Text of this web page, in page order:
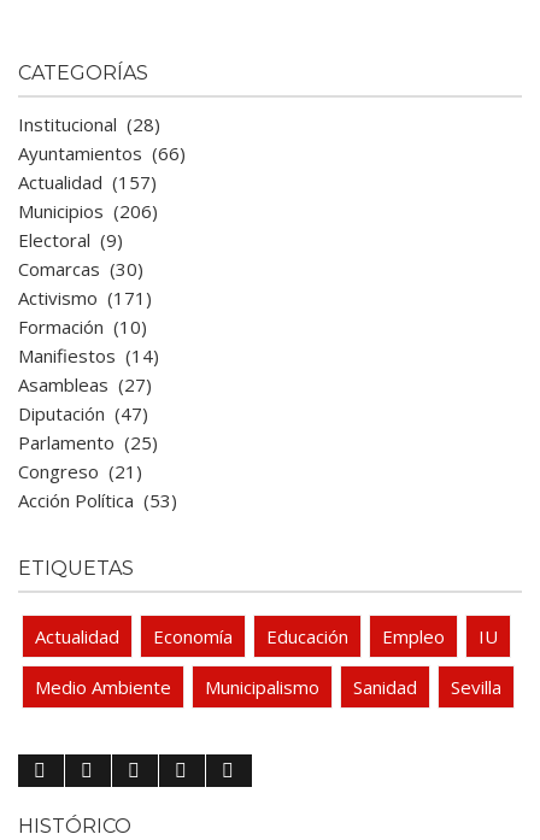
CATEGORÍAS
Institucional (28)
Ayuntamientos (66)
Actualidad (157)
Municipios (206)
Electoral (9)
Comarcas (30)
Activismo (171)
Formación (10)
Manifiestos (14)
Asambleas (27)
Diputación (47)
Parlamento (25)
Congreso (21)
Acción Política (53)
ETIQUETAS
Actualidad Economía Educación Empleo IU
Medio Ambiente Municipalismo Sanidad Sevilla
HISTÓRICO